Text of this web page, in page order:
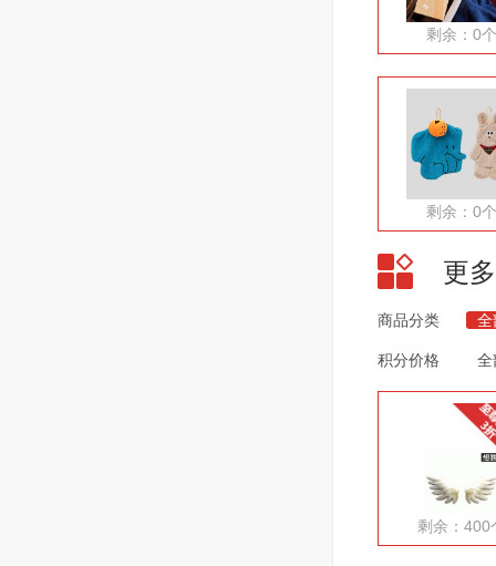
剩余：0个
剩余：0个
更
商品分类 全
积分价格 全
剩余：400